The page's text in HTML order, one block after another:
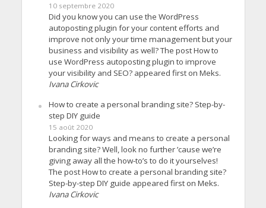
10 septembre 2020
Did you know you can use the WordPress
autoposting plugin for your content efforts and
improve not only your time management but your
business and visibility as well? The post How to
use WordPress autoposting plugin to improve
your visibility and SEO? appeared first on Meks.
Ivana Cirkovic
How to create a personal branding site? Step-by-
step DIY guide
15 août 2020
Looking for ways and means to create a personal
branding site? Well, look no further ’cause we’re
giving away all the how-to’s to do it yourselves!
The post How to create a personal branding site?
Step-by-step DIY guide appeared first on Meks.
Ivana Cirkovic